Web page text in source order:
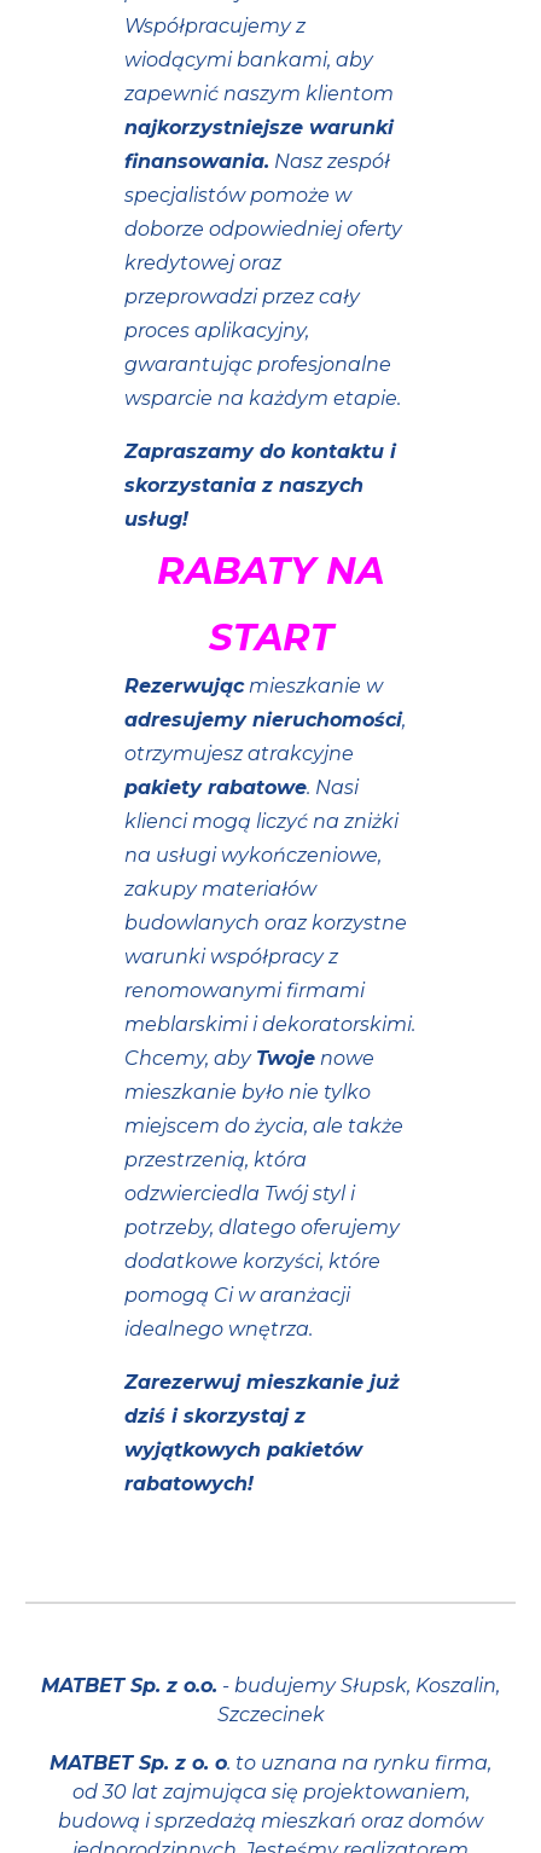
Współpracujemy z
wiodącymi bankami, aby
zapewnić naszym klientom
najkorzystniejsze warunki
finansowania. Nasz zespół
specjalistów pomoże w
doborze odpowiedniej oferty
kredytowej oraz
przeprowadzi przez cały
proces aplikacyjny,
gwarantując profesjonalne
wsparcie na każdym etapie.
Zapraszamy do kontaktu i
skorzystania z naszych
usług!
RABATY NA
START
Rezerwującmieszkanie w
adresujemy nieruchomości,
otrzymujesz atrakcyjne
pakiety rabatowe. Nasi
klienci mogą liczyć na zniżki
na usługi wykończeniowe,
zakupy materiałów
budowlanych oraz korzystne
warunki współpracy z
renomowanymi firmami
meblarskimi i dekoratorskimi.
Chcemy, aby Twojenowe
mieszkanie było nie tylko
miejscem do życia, ale także
przestrzenią, która
odzwierciedla Twój styl i
potrzeby, dlatego oferujemy
dodatkowe korzyści, które
pomogą Ci w aranżacji
idealnego wnętrza.
Zarezerwuj mieszkanie już
dziś i skorzystaj z
wyjątkowych pakietów
rabatowych!
MATBET Sp. z o.o. - budujemy Słupsk, Koszalin,
Szczecinek
MATBET Sp. z o. o. to uznana na rynku firma,
od 30 lat zajmująca się projektowaniem,
budową i sprzedażą mieszkań oraz domów